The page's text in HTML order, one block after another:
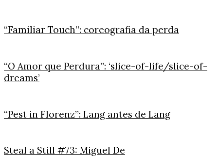
“Familiar Touch”: coreografia da perda
“O Amor que Perdura”: ‘slice-of-life/slice-of-
dreams’
“Pest in Florenz”: Lang antes de Lang
Steal a Still #73: Miguel De